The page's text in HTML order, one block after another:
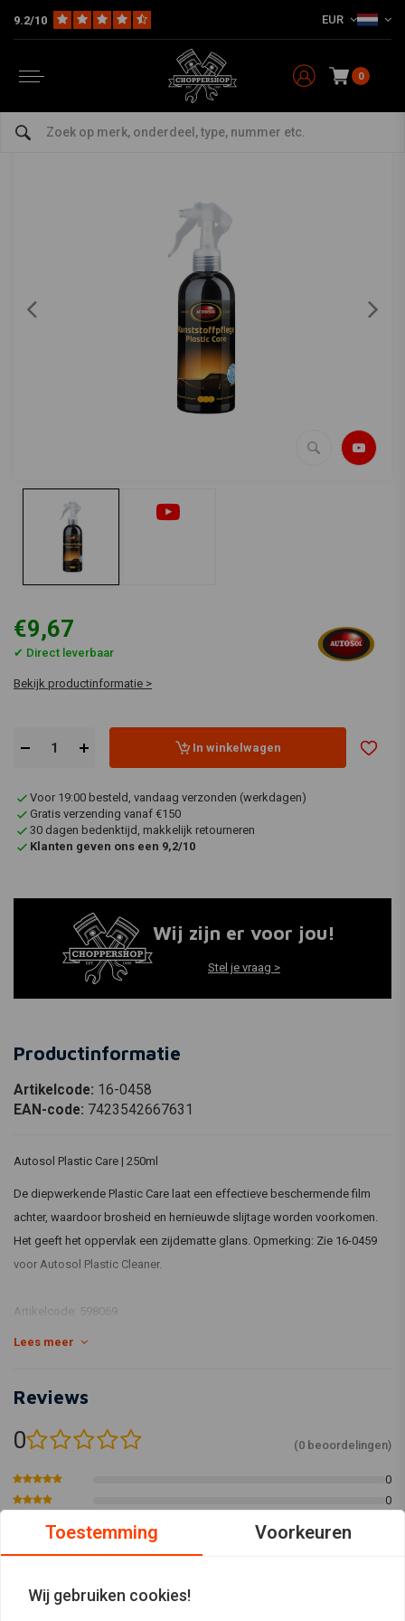
9.2/10 EUR
0
The Garage Service producten & Vloeistoffen Reiniging en conditionering
bekijk alles van Autosol
Kunststofverzorging | 250ml
€9,67
✔ Direct leverbaar
Bekijk productinformatie >
In winkelwagen
Voor 19:00 besteld, vandaag verzonden (werkdagen)
Gratis verzending vanaf €150
30 dagen bedenktijd, makkelijk retourneren
Klanten geven ons een 9,2/10
Wij zijn er voor jou!
Stel je vraag >
Productinformatie
Artikelcode: 16-0458
EAN-code: 7423542667631
Autosol Plastic Care | 250ml
De diepwerkende Plastic Care laat een effectieve beschermende film
achter, waardoor brosheid en hernieuwde slijtage worden voorkomen.
Het geeft het oppervlak een zijdematte glans. Opmerking: Zie 16-0459
voor Autosol Plastic Cleaner.
Artikelcode: 598069
Lees meer
Reviews
0 (0 beoordelingen)
0
0
Toestemming Voorkeuren
Wij gebruiken cookies!